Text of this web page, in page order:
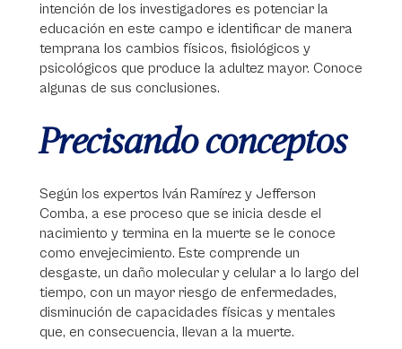
intención de los investigadores es potenciar la
educación en este campo e identificar de manera
temprana los cambios físicos, fisiológicos y
psicológicos que produce la adultez mayor. Conoce
algunas de sus conclusiones.
Precisando conceptos
Según los expertos Iván Ramírez y Jefferson
Comba, a ese proceso que se inicia desde el
nacimiento y termina en la muerte se le conoce
como envejecimiento. Este comprende un
desgaste, un daño molecular y celular a lo largo del
tiempo, con un mayor riesgo de enfermedades,
disminución de capacidades físicas y mentales
que, en consecuencia, llevan a la muerte.